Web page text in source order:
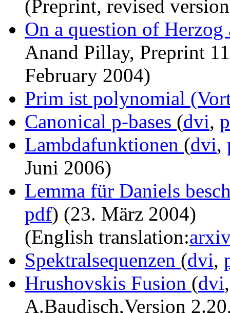
(Preprint, revised
On a question of
Anand Pillay, Preprint
February 2004)
Prim ist polynomial
Canonical p-bases (dvi,
Lambdafunktionen (dvi,
Juni 2006)
Lemma für Daniels
pdf) (23. März 2004)
(English translation:
Spektralsequenzen (dvi,
Hrushovskis Fusion (dvi
A.Baudisch,Version